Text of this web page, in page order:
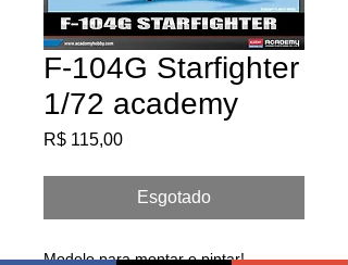
F-104G Starfighter
1/72 academy
R$ 115,00Preço
Esgotado
Modelo para montar e pintar!